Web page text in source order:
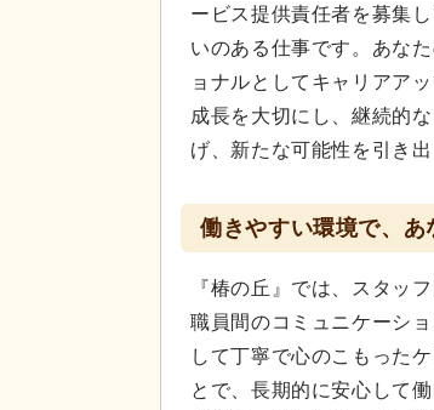
ービス提供責任者を募集
いのある仕事です。あな
ョナルとしてキャリアア
成長を大切にし、継続的
げ、新たな可能性を引き出
働きやすい環境で、あ
『椿の丘』では、スタッ
職員間のコミュニケーシ
して丁寧で心のこもった
とで、長期的に安心して